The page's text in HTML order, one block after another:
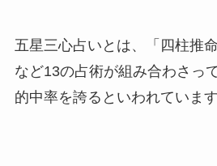
五星三心占いとは、「四柱推
など13の占術が組み合わさっ
的中率を誇るといわれています